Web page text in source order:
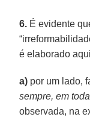
6. É evidente
é elaborado
a) por um lado,
sempre, em
observada, na